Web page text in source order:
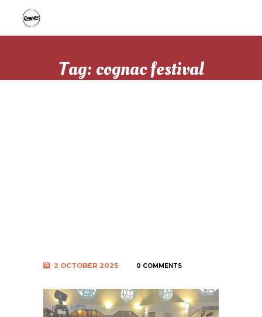
Tag: cognac festival
2 OCTOBER 2025 0 COMMENTS